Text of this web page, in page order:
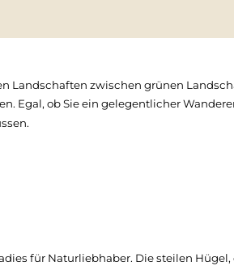
Landschaften zwischen grünen
Egal, ob Sie ein gelegentlicher
für Naturliebhaber. Die steilen